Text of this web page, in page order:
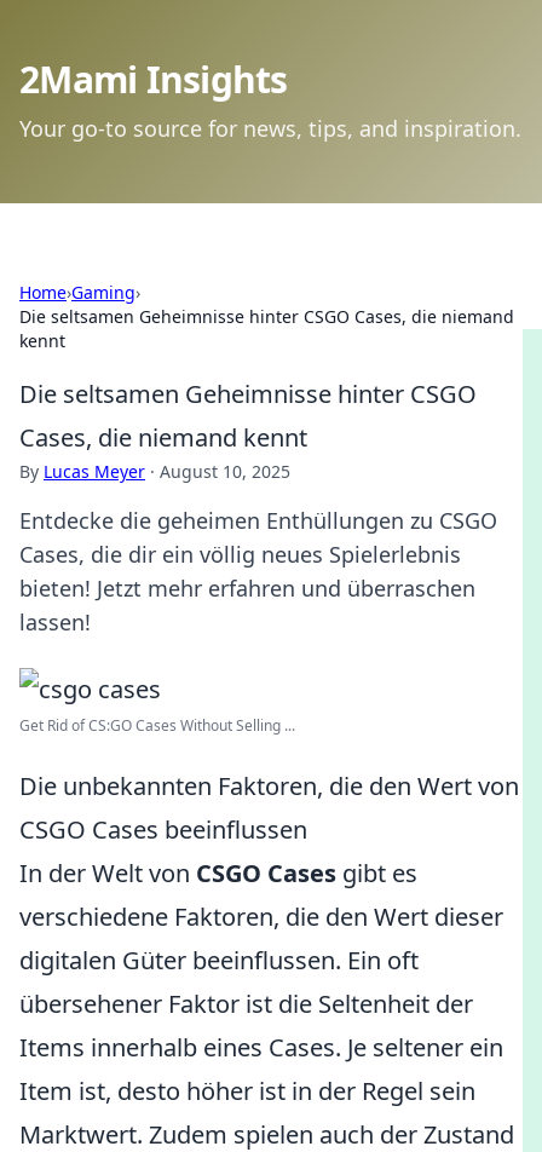
2Mami Insights
Your go-to source for news, tips, and inspiration.
Home›Gaming›
Die seltsamen Geheimnisse hinter CSGO Cases, die niemand
kennt
Die seltsamen Geheimnisse hinter CSGO
Cases, die niemand kennt
By Lucas Meyer · August 10, 2025
Entdecke die geheimen Enthüllungen zu CSGO
Cases, die dir ein völlig neues Spielerlebnis
bieten! Jetzt mehr erfahren und überraschen
lassen!
Get Rid of CS:GO Cases Without Selling ...
Die unbekannten Faktoren, die den Wert von
CSGO Cases beeinflussen
In der Welt von CSGO Cases gibt es
verschiedene Faktoren, die den Wert dieser
digitalen Güter beeinflussen. Ein oft
übersehener Faktor ist die Seltenheit der
Items innerhalb eines Cases. Je seltener ein
Item ist, desto höher ist in der Regel sein
Marktwert. Zudem spielen auch der Zustand